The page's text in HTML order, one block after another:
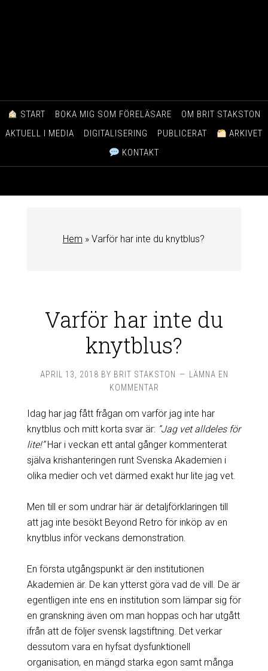
START BOKA MIG SOM FÖRELÄSARE
OM BRIT STAKSTON
AKTUELL I MEDIA
DIGITALISERING PUBLICERAT
ARKIVET
KONTAKT
Hem » Varför har inte du knytblus?
Varför har inte du
knytblus?
APRIL 13, 2018 BY BRIT STAKSTON
LÄMNA EN
KOMMENTAR
Idag har jag fått frågan om varför jag inte har
knytblus och mitt korta svar är: ”Jag vet alldeles för
lite!”Har i veckan ett antal gånger kommenterat
själva krishanteringen runt Svenska Akademien i
olika medier och vet därmed exakt hur lite jag vet.
Men till er som undrar här är detaljförklaringen till
att jag inte besökt Beyond Retro för inköp av en
knytblus inför veckans demonstration.
En första utgångspunkt är den institutionen
Akademien är. De kan ytterst göra vad de vill. De är
egentligen inte ens en institution som lämpar sig för
en granskning även om man hoppas och har utgått
ifrån att de följer svensk lagstiftning. Det verkar
dessutom vara en hyfsat dysfunktionell
organisation, en mängd starka egon samt många